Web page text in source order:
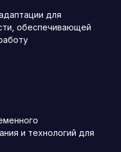
для
обеспечивающей
и технологий для